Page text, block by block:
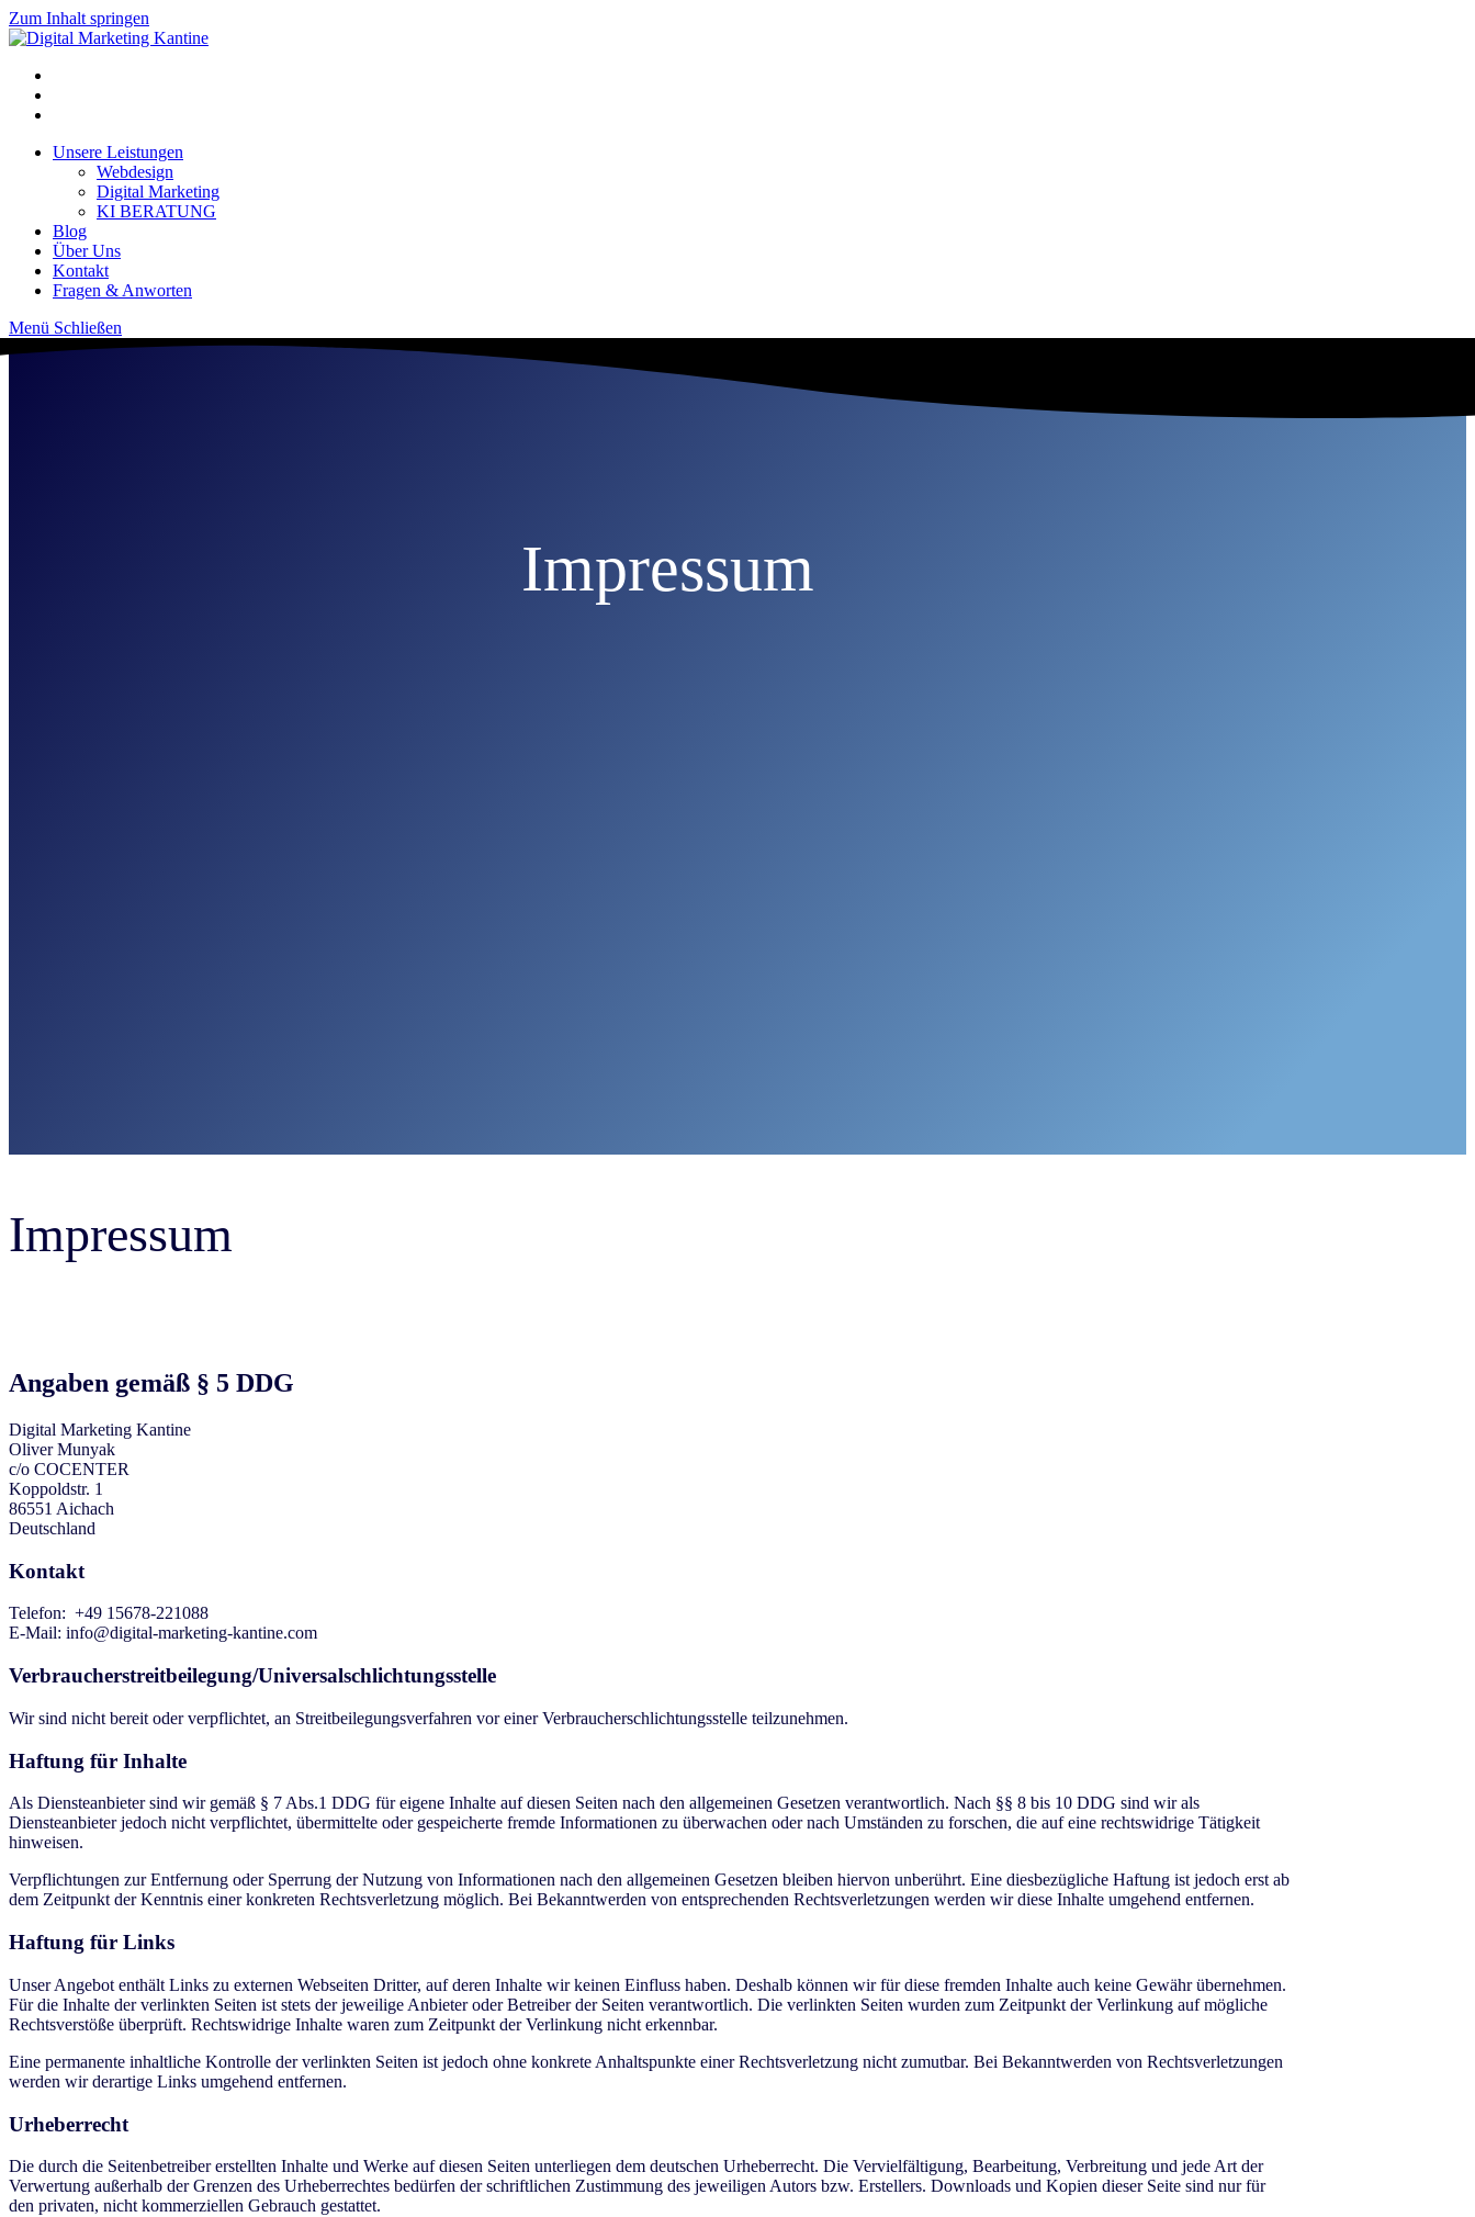
Zum Inhalt springen
Unsere Leistungen
Webdesign
Digital Marketing
KI BERATUNG
Blog
Über Uns
Kontakt
Fragen & Anworten
Menü Schließen
Impressum
Impressum
Angaben gemäß § 5 DDG
Digital Marketing Kantine
Oliver Munyak
c/o COCENTER
Koppoldstr. 1
86551 Aichach
Deutschland
Kontakt
Telefon: +49 15678-221088
E-Mail: info@digital-marketing-kantine.com
Verbraucherstreitbeilegung/Universalschlichtungsstelle
Wir sind nicht bereit oder verpflichtet, an Streitbeilegungsverfahren vor einer Verbraucherschlichtungsstelle teilzunehmen.
Haftung für Inhalte
Als Diensteanbieter sind wir gemäß § 7 Abs.1 DDG für eigene Inhalte auf diesen Seiten nach den allgemeinen Gesetzen verantwortlich. Nach §§ 8 bis 10 DDG sind wir als
Diensteanbieter jedoch nicht verpflichtet, übermittelte oder gespeicherte fremde Informationen zu überwachen oder nach Umständen zu forschen, die auf eine rechtswidrige Tätigkeit
hinweisen.
Verpflichtungen zur Entfernung oder Sperrung der Nutzung von Informationen nach den allgemeinen Gesetzen bleiben hiervon unberührt. Eine diesbezügliche Haftung ist jedoch erst ab
dem Zeitpunkt der Kenntnis einer konkreten Rechtsverletzung möglich. Bei Bekanntwerden von entsprechenden Rechtsverletzungen werden wir diese Inhalte umgehend entfernen.
Haftung für Links
Unser Angebot enthält Links zu externen Webseiten Dritter, auf deren Inhalte wir keinen Einfluss haben. Deshalb können wir für diese fremden Inhalte auch keine Gewähr übernehmen.
Für die Inhalte der verlinkten Seiten ist stets der jeweilige Anbieter oder Betreiber der Seiten verantwortlich. Die verlinkten Seiten wurden zum Zeitpunkt der Verlinkung auf mögliche
Rechtsverstöße überprüft. Rechtswidrige Inhalte waren zum Zeitpunkt der Verlinkung nicht erkennbar.
Eine permanente inhaltliche Kontrolle der verlinkten Seiten ist jedoch ohne konkrete Anhaltspunkte einer Rechtsverletzung nicht zumutbar. Bei Bekanntwerden von Rechtsverletzungen
werden wir derartige Links umgehend entfernen.
Urheberrecht
Die durch die Seitenbetreiber erstellten Inhalte und Werke auf diesen Seiten unterliegen dem deutschen Urheberrecht. Die Vervielfältigung, Bearbeitung, Verbreitung und jede Art der
Verwertung außerhalb der Grenzen des Urheberrechtes bedürfen der schriftlichen Zustimmung des jeweiligen Autors bzw. Erstellers. Downloads und Kopien dieser Seite sind nur für
den privaten, nicht kommerziellen Gebrauch gestattet.